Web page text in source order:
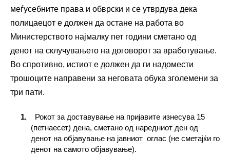
меѓусебните права и обврски и се утврдува дека
полицаецот е должен да остане на работа во
Министерството најмалку пет години сметано од
денот на склучувањето на договорот за вработување.
Во спротивно, истиот е должен да ги надомести
трошоците направени за неговата обука зголемени за
три пати.
Рокот за доставување на пријавите изнесува 15
(петнаесет) дена, сметано од наредниот ден од
денот на објавување на јавниот оглас (не сметајќи го
денот на самото објавување).